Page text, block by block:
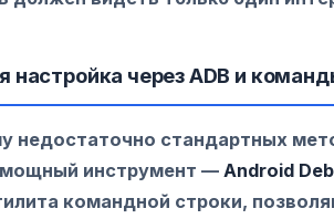
настройка через ADB и
недостаточно стандартных
инструмент — Android
командной строки,